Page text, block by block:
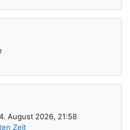
August 2026, 21:58
Zeit